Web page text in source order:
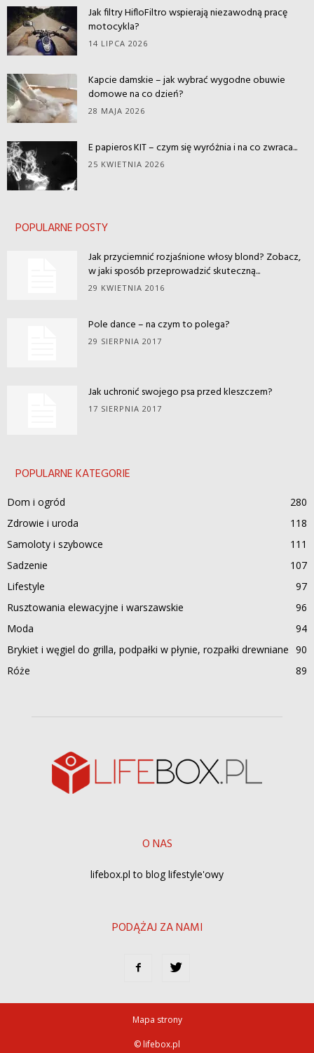
Jak filtry HifloFiltro wspierają niezawodną pracę
motocykla?
14 LIPCA 2026
Kapcie damskie – jak wybrać wygodne obuwie
domowe na co dzień?
28 MAJA 2026
E papieros KIT – czym się wyróżnia i na co zwraca...
25 KWIETNIA 2026
POPULARNE POSTY
Jak przyciemnić rozjaśnione włosy blond? Zobacz,
w jaki sposób przeprowadzić skuteczną...
29 KWIETNIA 2016
Pole dance – na czym to polega?
29 SIERPNIA 2017
Jak uchronić swojego psa przed kleszczem?
17 SIERPNIA 2017
POPULARNE KATEGORIE
Dom i ogród
280
Zdrowie i uroda
118
Samoloty i szybowce
111
Sadzenie
107
Lifestyle
97
Rusztowania elewacyjne i warszawskie
96
Moda
94
Brykiet i węgiel do grilla, podpałki w płynie, rozpałki drewniane 90
Róże
89
O NAS
lifebox.pl to blog lifestyle'owy
PODĄŻAJ ZA NAMI
Mapa strony
© lifebox.pl